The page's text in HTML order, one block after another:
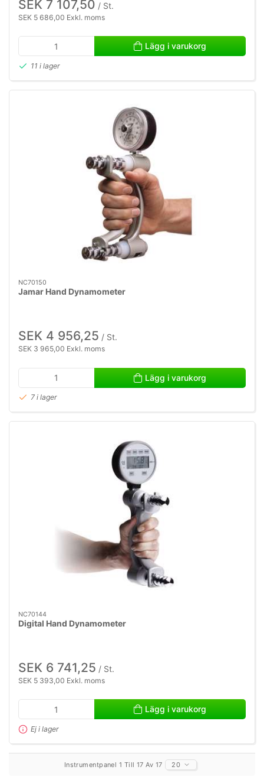
SEK 7 107,50 / St.
SEK 5 686,00 Exkl. moms
Lägg i varukorg
11 i lager
NC70150
Jamar Hand Dynamometer
SEK 4 956,25 / St.
SEK 3 965,00 Exkl. moms
Lägg i varukorg
7 i lager
NC70144
Digital Hand Dynamometer
SEK 6 741,25 / St.
SEK 5 393,00 Exkl. moms
Lägg i varukorg
Ej i lager
Instrumentpanel 1 Till 17 Av 17 20